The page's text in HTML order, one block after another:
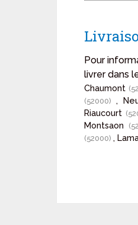
Pour
livrer dans
Chaumont
(52000),
Riaucourt
Montsaon
(52000) ,